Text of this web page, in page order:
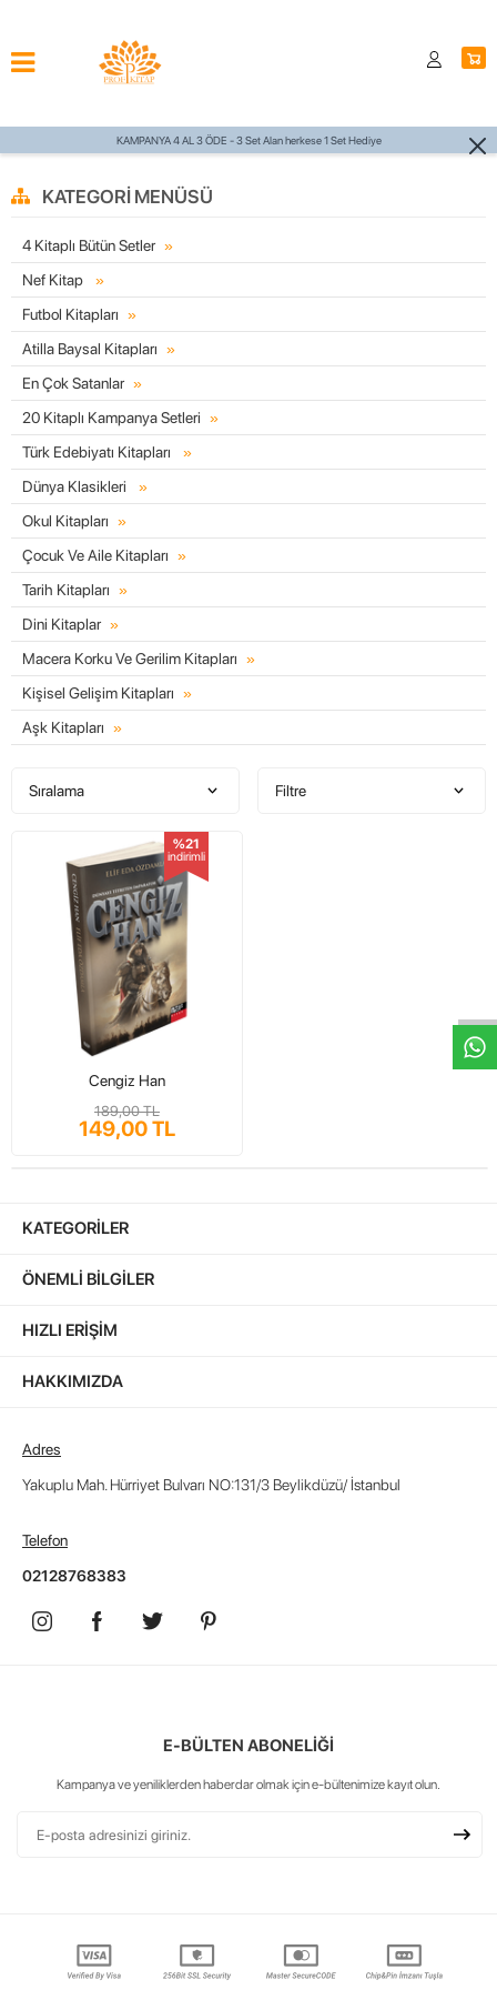
Alan herkese 1 Set Hediye 750 TL ÜZERİ
KATEGORI MENÜSÜ
4 Kitaplı Bütün Setler
Nef Kitap
Futbol Kitapları
Atilla Baysal Kitapları
En Çok Satanlar
20 Kitaplı Kampanya Setleri
Türk Edebiyatı Kitapları
Dünya Klasikleri
Okul Kitapları
Çocuk Ve Aile Kitapları
Tarih Kitapları
Dini Kitaplar
Macera Korku Ve Gerilim Kitapları
Kişisel Gelişim Kitapları
Aşk Kitapları
Sıralama Filtre
%21
indirimli
Cengiz Han
189,00 TL
149,00 TL
KATEGORILER
ÖNEMLI BILGILER
HIZLI ERIŞIM
HAKKIMIZDA
Adres
Yakuplu Mah. Hürriyet Bulvarı NO:131/3 Beylikdüzü/ İstanbul
Telefon
02128768383
E-BÜLTEN ABONELİĞİ
Kampanya ve yeniliklerden haberdar olmak için e-bültenimize kayıt olun.